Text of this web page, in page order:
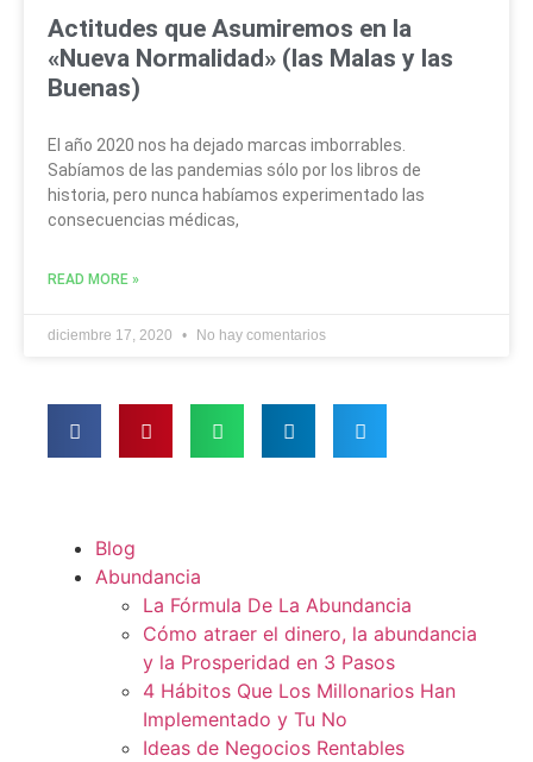
Actitudes que Asumiremos en la
«Nueva Normalidad» (las Malas y las
Buenas)
El año 2020 nos ha dejado marcas imborrables.
Sabíamos de las pandemias sólo por los libros de
historia, pero nunca habíamos experimentado las
consecuencias médicas,
READ MORE »
diciembre 17, 2020 No hay comentarios
Blog
Abundancia
La Fórmula De La Abundancia
Cómo atraer el dinero, la abundancia
y la Prosperidad en 3 Pasos
4 Hábitos Que Los Millonarios Han
Implementado y Tu No
Ideas de Negocios Rentables